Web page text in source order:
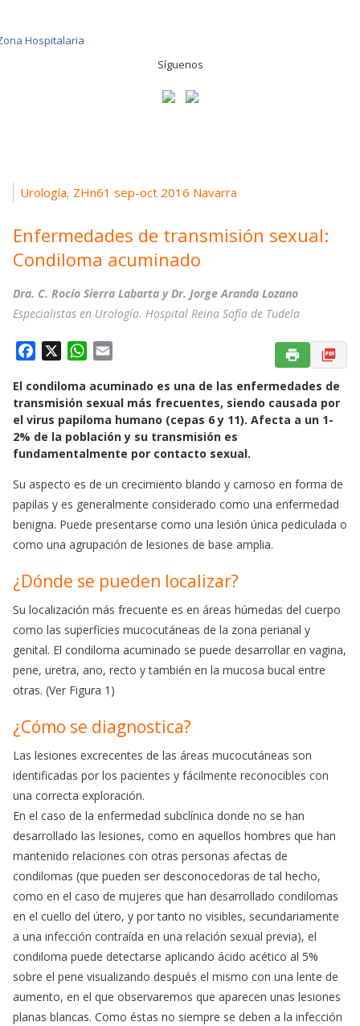
Síguenos
Urología, ZHn61 sep-oct 2016 Navarra
Enfermedades de transmisión sexual:
Condiloma acuminado
Dra. C. Rocío Sierra Labarta y Dr. Jorge Aranda Lozano
Especialistas en Urología. Hospital Reina Sofía de Tudela
c
e
b
o
k
W
a
t
s
A
p
a
i
El condiloma acuminado es una de las enfermedades de
transmisión sexual más frecuentes, siendo causada por
el virus papiloma humano (cepas 6 y 11). Afecta a un 1-
2% de la población y su transmisión es
fundamentalmente por contacto sexual.
Su aspecto es de un crecimiento blando y carnoso en forma de
papilas y es generalmente considerado como una enfermedad
benigna. Puede presentarse como una lesión única pediculada o
como una agrupación de lesiones de base amplia.
¿Dónde se pueden localizar?
Su localización más frecuente es en áreas húmedas del cuerpo
como las superficies mucocutáneas de la zona perianal y
genital. El condiloma acuminado se puede desarrollar en vagina,
pene, uretra, ano, recto y también en la mucosa bucal entre
otras. (Ver Figura 1)
¿Cómo se diagnostica?
Las lesiones excrecentes de las áreas mucocutáneas son
identificadas por los pacientes y fácilmente reconocibles con
una correcta exploración.
En el caso de la enfermedad subclínica donde no se han
desarrollado las lesiones, como en aquellos hombres que han
mantenido relaciones con otras personas afectas de
condilomas (que pueden ser desconocedoras de tal hecho,
como en el caso de mujeres que han desarrollado condilomas
en el cuello del útero, y por tanto no visibles, secundariamente
a una infección contraída en una relación sexual previa), el
condiloma puede detectarse aplicando ácido acético al 5%
sobre el pene visualizando después el mismo con una lente de
aumento, en el que observaremos que aparecen unas lesiones
planas blancas. Como éstas no siempre se deben a la infección